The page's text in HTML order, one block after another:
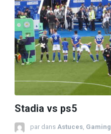
Stadia vs ps5
par dans Astuces, Gaming